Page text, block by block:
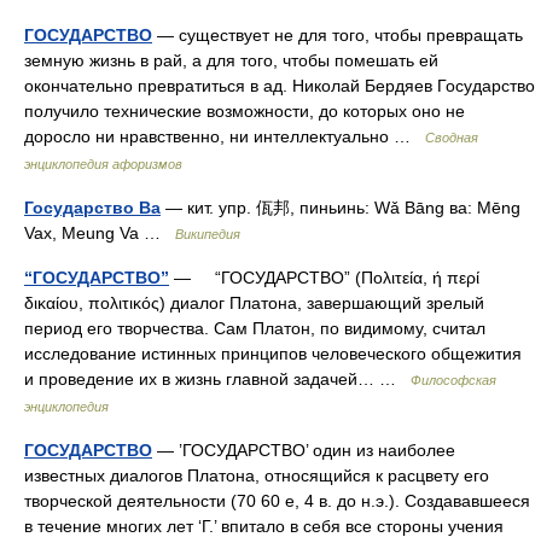
ГОСУДАРСТВО — существует не для того, чтобы превращать
земную жизнь в рай, а для того, чтобы помешать ей
окончательно превратиться в ад. Николай Бердяев Государство
получило технические возможности, до которых оно не
доросло ни нравственно, ни интеллектуально …
Сводная
энциклопедия афоризмов
Государство Ва — кит. упр. 佤邦, пиньинь: Wǎ Bāng ва: Mēng
Vax, Meung Va …
Википедия
“ГОСУДАРСТВО” — “ГОСУДАРСТВО” (Πολιτεία, ή περί
δικαίου, πολιτικός) диалог Платона, завершающий зрелый
период его творчества. Сам Платон, по видимому, считал
исследование истинных принципов человеческого общежития
и проведение их в жизнь главной задачей… …
Философская
энциклопедия
ГОСУДАРСТВО — ’ГОСУДАРСТВО’ один из наиболее
известных диалогов Платона, относящийся к расцвету его
творческой деятельности (70 60 е, 4 в. до н.э.). Создававшееся
в течение многих лет ‘Г.’ впитало в себя все стороны учения